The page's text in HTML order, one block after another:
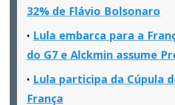
32% de Flávio Bolsonaro
Lula embarca para a
do G7 e Alckmin assume
Lula participa da Cúpula
França